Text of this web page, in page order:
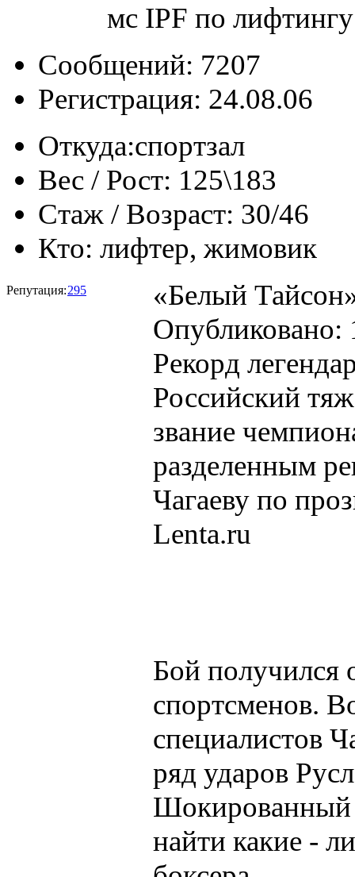
мс IPF по
Сообщений: 7207
Регистрация: 24.08.06
Откуда:спортзал
Вес / Рост: 125\183
Стаж / Возраст: 30/46
Кто: лифтер, жимовик
Репутация:295
«Белый
Опубликовано:
Рекорд
Российский
звание
разделенным
Чагаеву по
Lenta.ru
Бой получился
спортсменов.
специалистов
ряд ударов
Шокированный
найти какие -